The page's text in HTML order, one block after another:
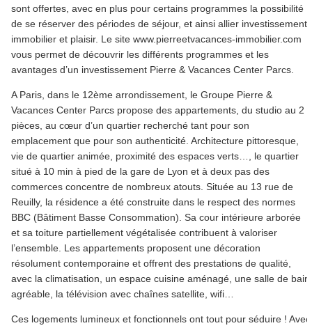
sont offertes, avec en plus pour certains programmes la possibilité
de se réserver des périodes de séjour, et ainsi allier investissement
immobilier et plaisir. Le site www.pierreetvacances-immobilier.com
vous permet de découvrir les différents programmes et les
avantages d’un investissement Pierre & Vacances Center Parcs.
A Paris, dans le 12ème arrondissement, le Groupe Pierre &
Vacances Center Parcs propose des appartements, du studio au 2
pièces, au cœur d’un quartier recherché tant pour son
emplacement que pour son authenticité. Architecture pittoresque,
vie de quartier animée, proximité des espaces verts…, le quartier
situé à 10 min à pied de la gare de Lyon et à deux pas des
commerces concentre de nombreux atouts. Située au 13 rue de
Reuilly, la résidence a été construite dans le respect des normes
BBC (Bâtiment Basse Consommation). Sa cour intérieure arborée
et sa toiture partiellement végétalisée contribuent à valoriser
l’ensemble. Les appartements proposent une décoration
résolument contemporaine et offrent des prestations de qualité,
avec la climatisation, un espace cuisine aménagé, une salle de bain
agréable, la télévision avec chaînes satellite, wifi…
Ces logements lumineux et fonctionnels ont tout pour séduire ! Avec